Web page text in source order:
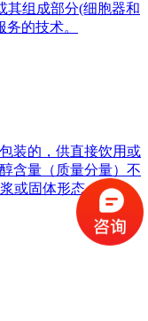
其组成部分(细胞器和
的技术。
装的，供直接饮用或
含量（质量分量）不
或固体形态，它的